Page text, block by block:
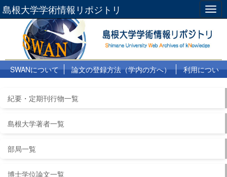
島根大学学術情報リポジトリ
SWANについて 論文の登録方法（学内の方へ）
利用につい
紀要・定期刊行物一覧
島根大学著者一覧
部局一覧
博士学位論文一覧